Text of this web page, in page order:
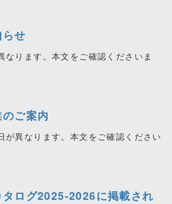
せ
なります。本文をご確認くださいま
ご案内
が異なります。本文をご確認ください
ログ2025-2026に掲載され